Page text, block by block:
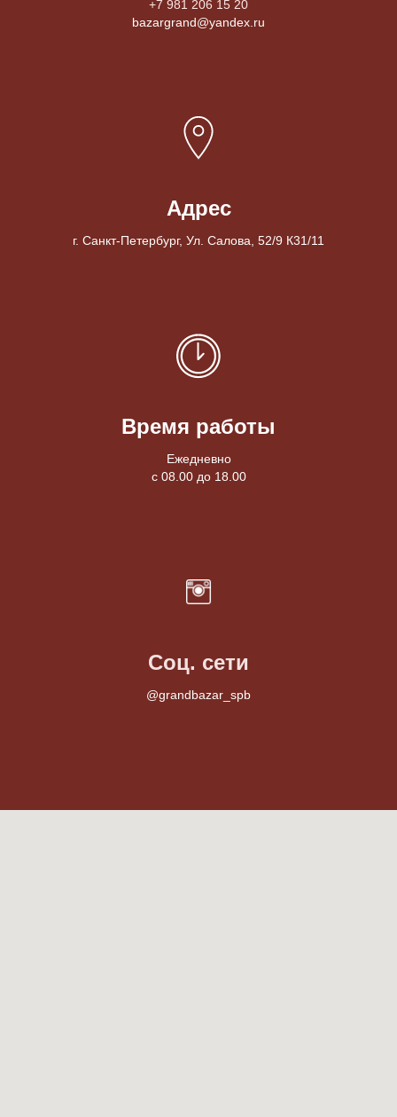
+7 981 206 15 20
bazargrand@yandex.ru
Адрес
г. Санкт-Петербург, Ул. Салова, 52/9 К31/11
Время работы
Ежедневно
с 08.00 до 18.00
Соц. сети
@grandbazar_spb